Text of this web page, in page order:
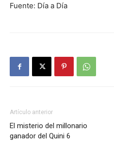
Fuente: Día a Día
Artículo anterior
El misterio del millonario
ganador del Quini 6